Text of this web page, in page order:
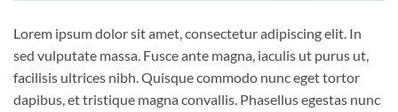
Lorem ipsum dolor sit amet, consectetur adipiscing elit. In
sed vulputate massa. Fusce ante magna, iaculis ut purus ut,
facilisis ultrices nibh. Quisque commodo nunc eget tortor
dapibus, et tristique magna convallis. Phasellus egestas nunc